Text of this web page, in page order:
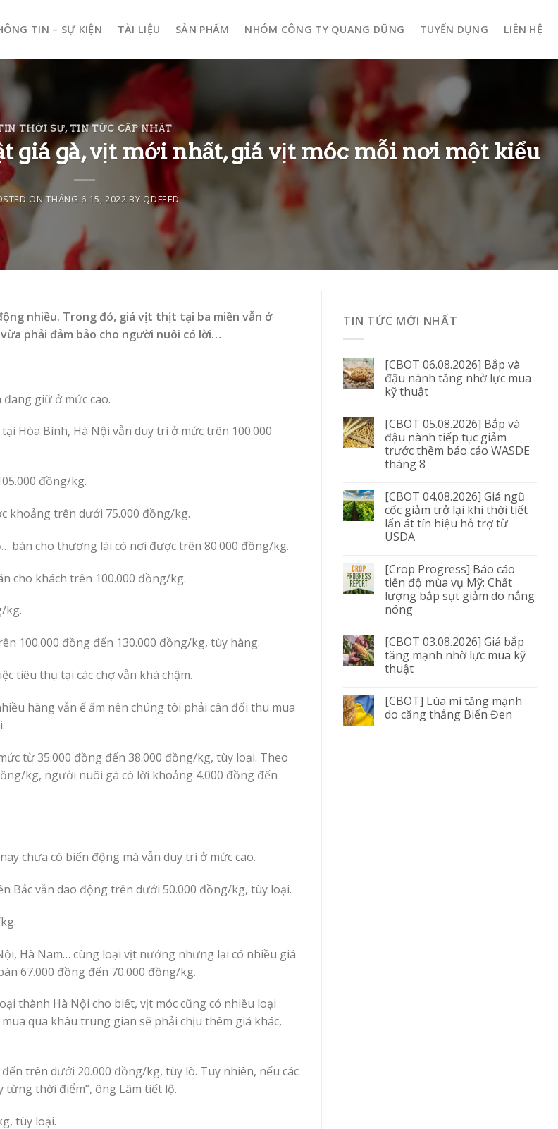
TIN – SỰ KIỆN TÀI LIỆU SẢN PHẨM NHÓM CÔNG TY QUANG DŨNG TUYỂN DỤNG LIÊN HỆ
THỜI SỰ, TIN TỨC CẬP NHẬT
giá gà, vịt mới nhất, giá vịt móc mỗi nơi một kiểu
ONTHÁNG 6 15, 2022 BY QDFEED
nhiều. Trong đó, giá vịt thịt tại ba miền vẫn ở
phải đảm bảo cho người nuôi có lời…
giữ ở mức cao.
Hòa Bình, Hà Nội vẫn duy trì ở mức trên 100.000
đồng/kg.
khoảng trên dưới 75.000 đồng/kg.
bán cho thương lái có nơi được trên 80.000 đồng/kg.
cho khách trên 100.000 đồng/kg.
kg.
100.000 đồng đến 130.000 đồng/kg, tùy hàng.
tiêu thụ tại các chợ vẫn khá chậm.
hàng vẫn ế ấm nên chúng tôi phải cân đối thu mua
từ 35.000 đồng đến 38.000 đồng/kg, tùy loại. Theo
kg, người nuôi gà có lời khoảng 4.000 đồng đến
chưa có biến động mà vẫn duy trì ở mức cao.
Bắc vẫn dao động trên dưới 50.000 đồng/kg, tùy loại.
Hà Nam… cùng loại vịt nướng nhưng lại có nhiều giá
67.000 đồng đến 70.000 đồng/kg.
thành Hà Nội cho biết, vịt móc cũng có nhiều loại
qua khâu trung gian sẽ phải chịu thêm giá khác,
trên dưới 20.000 đồng/kg, tùy lò. Tuy nhiên, nếu các
thời điểm”, ông Lâm tiết lộ.
tùy loại.
TIN TỨC MỚI NHẤT
[CBOT 06.08.2026] Bắp và
đậu nành tăng nhờ lực mua
kỹ thuật
[CBOT 05.08.2026] Bắp và
đậu nành tiếp tục giảm
trước thềm báo cáo WASDE
tháng 8
[CBOT 04.08.2026] Giá ngũ
cốc giảm trở lại khi thời tiết
lấn át tín hiệu hỗ trợ từ
USDA
[Crop Progress] Báo cáo
tiến độ mùa vụ Mỹ: Chất
lượng bắp sụt giảm do nắng
nóng
[CBOT 03.08.2026] Giá bắp
tăng mạnh nhờ lực mua kỹ
thuật
[CBOT] Lúa mì tăng mạnh
do căng thẳng Biển Đen